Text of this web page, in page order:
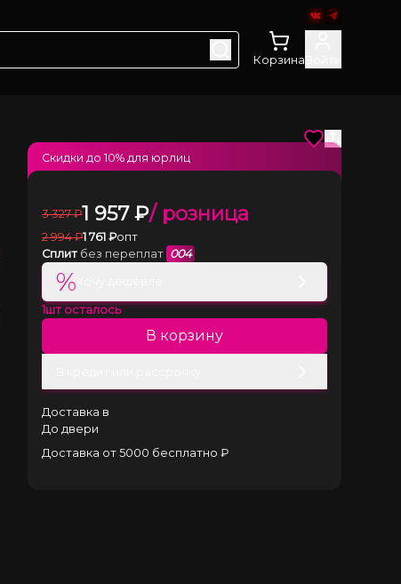
Корзина
3 327 ₽1 957₽/ розница
2 994 ₽1 761 ₽опт
Сплит без переплат 004
%
1шт осталось
В корзину
Доставка в
До двери
Доставка от 5000 бесплатно ₽
Скидки до10% для юрлиц